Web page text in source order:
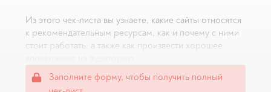
Из этого чек-листа вы узнаете, какие сайты относятся
к рекомендательным ресурсам, как и почему с ними
стоит работать, а также как произвести хорошее
Заполните форму, чтобы получить полный